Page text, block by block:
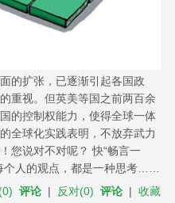
的扩张，已逐渐引起各国政
重视。但英美等国之前两百余
的控制权能力，使得全球一体
全球化实践表明，不放弃武力
您说对不对呢？ 快“畅言一
个人的观点，都是一种思考……
(0) 评论 | 反对(0) 评论 |收藏